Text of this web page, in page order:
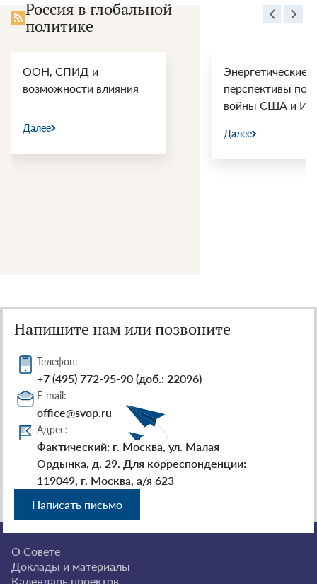
Россия в глобальной
политике
ООН, СПИД и
возможности влияния
Далее
Энергетические
перспективы
войны США и
Далее
Напишите нам или позвоните
Телефон:
+7 (495) 772-95-90 (доб.: 22096)
E-mail:
office@svop.ru
Адрес:
Фактический: г. Москва, ул. Малая
Ордынка, д. 29. Для корреспонденции:
119049, г. Москва, а/я 623
Написать письмо
О Совете
Доклады и материалы
Календарь проектов